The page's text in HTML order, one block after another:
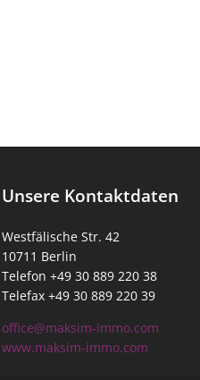
Unsere Kontaktdaten
Westfälische Str. 42
10711 Berlin
Telefon +49 30 889 220 38
Telefax +49 30 889 220 39
office@maksim-immo.com
www.maksim-immo.com